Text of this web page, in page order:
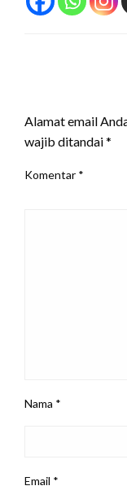
Alamat email
wajib ditandai*
Komentar *
Nama *
Email *